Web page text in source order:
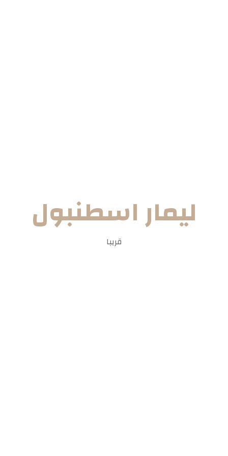
ليمار اسطنبول
قريبا